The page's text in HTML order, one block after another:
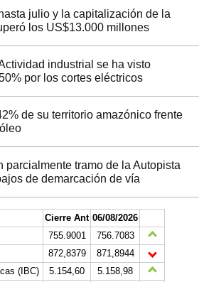
julio y la capitalización de la
los US$13.000 millones
industrial se ha visto
por los cortes eléctricos
de su territorio amazónico frente
parcialmente tramo de la Autopista
de demarcación de vía
Cierre Ant 06/08/2026
755.9001
756.7083
872,8379
871,8944
(IBC)
5.154,60
5.158,98